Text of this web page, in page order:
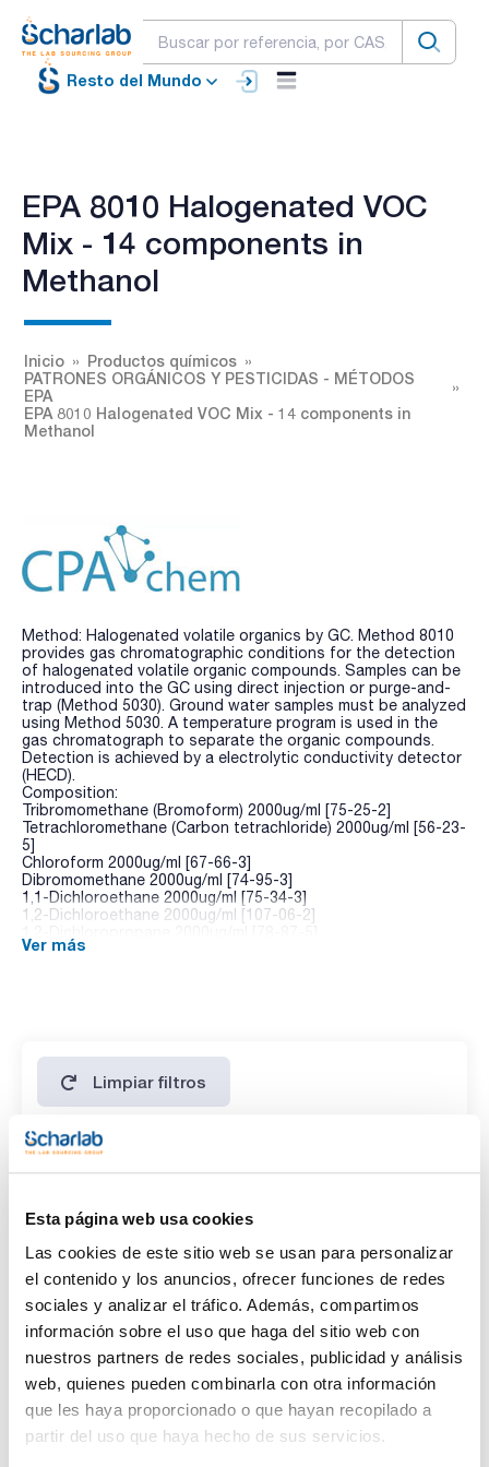
Esta página web usa cookies
Las cookies de este sitio web se usan para personalizar
el contenido y los anuncios, ofrecer funciones de redes
sociales y analizar el tráfico. Además, compartimos
información sobre el uso que haga del sitio web con
nuestros partners de redes sociales, publicidad y análisis
web, quienes pueden combinarla con otra información
que les haya proporcionado o que hayan recopilado a
partir del uso que haya hecho de sus servicios.
Resto del Mundo
EPA 8010 Halogenated VOC
Mix - 14 components in
Methanol
Inicio
Productos químicos
PATRONES ORGÁNICOS Y PESTICIDAS - MÉTODOS
EPA
EPA 8010 Halogenated VOC Mix - 14 components in
Methanol
Method: Halogenated volatile organics by GC. Method 8010
provides gas chromatographic conditions for the detection
of halogenated volatile organic compounds. Samples can be
introduced into the GC using direct injection or purge-and-
trap (Method 5030). Ground water samples must be analyzed
using Method 5030. A temperature program is used in the
gas chromatograph to separate the organic compounds.
Detection is achieved by a electrolytic conductivity detector
(HECD).
Composition:
Tribromomethane (Bromoform) 2000ug/ml [75-25-2]
Tetrachloromethane (Carbon tetrachloride) 2000ug/ml [56-23-
5]
Chloroform 2000ug/ml [67-66-3]
Dibromomethane 2000ug/ml [74-95-3]
1,1-Dichloroethane 2000ug/ml [75-34-3]
1,2-Dichloroethane 2000ug/ml [107-06-2]
1,1,1,2-Tetrachloroethane 2000ug/ml [630-20-6]
1,2,3-Trichloropropane 2000ug/ml [96-18-4]
Ver más
Limpiar filtros
Disolvente
Methanol (1)
Envase
Ampoule(1)
Volumen
1 mL(1)